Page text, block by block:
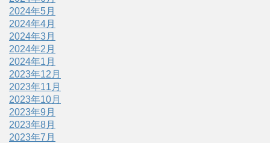
2024年5月
2024年4月
2024年3月
2024年2月
2024年1月
2023年12月
2023年11月
2023年10月
2023年9月
2023年8月
2023年7月